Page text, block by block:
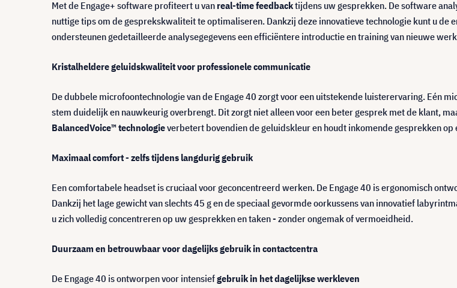
Met de Engage+ software profiteert u van real-time feedbacktijdens uw gesprekken. De software
nuttige tips om de gesprekskwaliteit te optimaliseren. Dankzij deze innovatieve technologie kunt u
ondersteunen gedetailleerde analysegegevens een efficiëntere introductie en training van nieuwe
Kristalheldere geluidskwaliteit voor professionele communicatie
De dubbele microfoontechnologie van de Engage 40 zorgt voor een uitstekende luisterervaring. Eén
stem duidelijk en nauwkeurig overbrengt. Dit zorgt niet alleen voor een beter gesprek met de klant,
BalancedVoice™ technologieverbetert bovendien de geluidskleur en houdt inkomende gesprekken op
Maximaal comfort - zelfs tijdens langdurig gebruik
Een comfortabele headset is cruciaal voor geconcentreerd werken. De Engage 40 is ergonomisch
Dankzij het lage gewicht van slechts 45 g en de speciaal gevormde oorkussens van innovatief
u zich volledig concentreren op uw gesprekken en taken - zonder ongemak of vermoeidheid.
Duurzaam en betrouwbaar voor dagelijks gebruik in contactcentra
De Engage 40 is ontworpen voor intensiefgebruik in het dagelijkse werkleven